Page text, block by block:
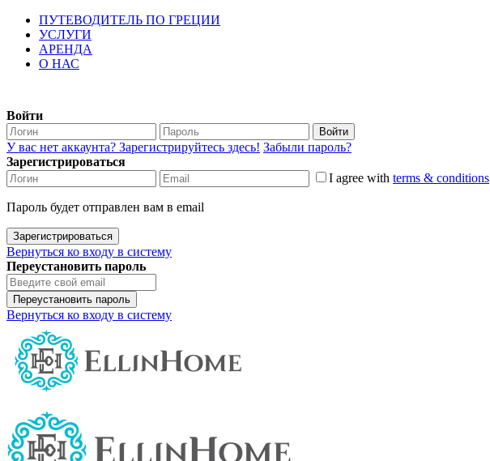
ПУТЕВОДИТЕЛЬ ПО ГРЕЦИИ
УСЛУГИ
АРЕНДА
О НАС
Войти
Войти
У вас нет аккаунта? Зарегистрируйтесь здесь! Забыли пароль?
Зарегистрироваться
I agree with terms & conditions
Пароль будет отправлен вам в email
Зарегистрироваться
Вернуться ко входу в систему
Переустановить пароль
Переустановить пароль
Вернуться ко входу в систему